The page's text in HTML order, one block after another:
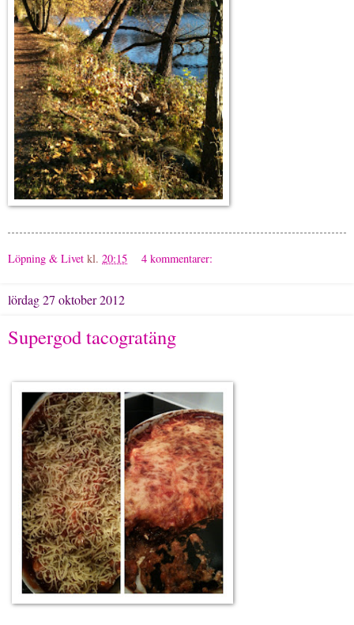
Löpning & Livet kl. 20:15 4 kommentarer:
lördag 27 oktober 2012
Supergod tacogratäng